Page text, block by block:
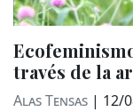
través de la
Alas Tensas | 12/